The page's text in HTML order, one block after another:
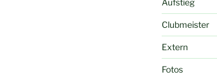
Clubmeister
Extern
Fotos